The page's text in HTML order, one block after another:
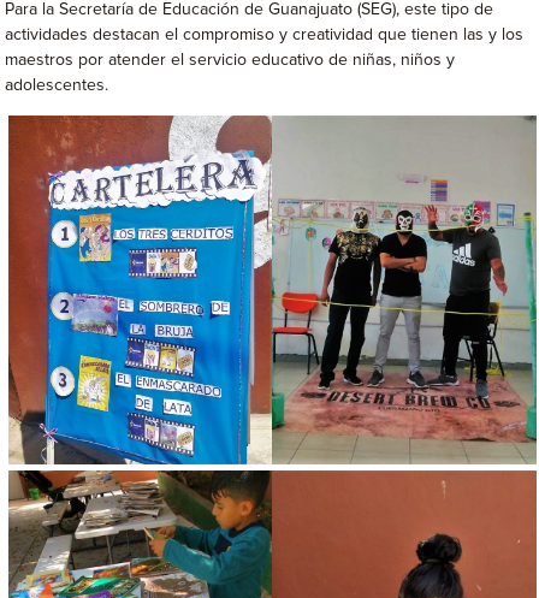
Para la Secretaría de Educación de Guanajuato (SEG), este tipo de
actividades destacan el compromiso y creatividad que tienen las y los
maestros por atender el servicio educativo de niñas, niños y
adolescentes.